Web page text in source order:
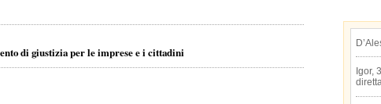
di giustizia per le imprese e i cittadini
Igor,